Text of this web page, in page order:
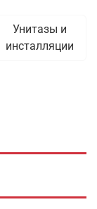
Унитазы и
инсталляции